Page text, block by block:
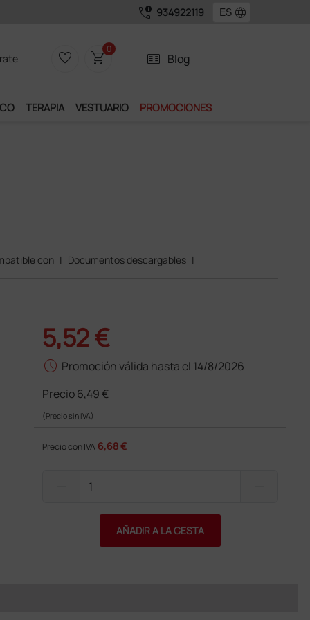
call_quality 934922119 language
favorite_border shopping_cart0
two_pager Blog
TERAPIA VESTUARIO PROMOCIONES
con | Documentos descargables |
5,52 €
schedule Promoción válida hasta el 14/8/2026
Precio6,49 €
(Precio sin IVA)
Precio con IVA 6,68 €
add remove
AÑADIR A LA CESTA